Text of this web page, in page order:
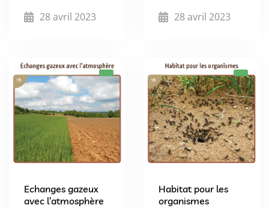
28 avril 2023 28 avril 2023
Echanges gazeux
avec l’atmosphère
Habitat pour les
organismes